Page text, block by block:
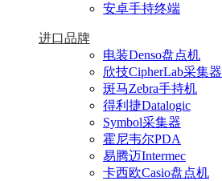
安卓手持终端
进口品牌
电装Denso盘点机
欣技CipherLab采集器
斑马Zebra手持机
得利捷Datalogic
Symbol采集器
霍尼韦尔PDA
易腾迈Intermec
卡西欧Casio盘点机